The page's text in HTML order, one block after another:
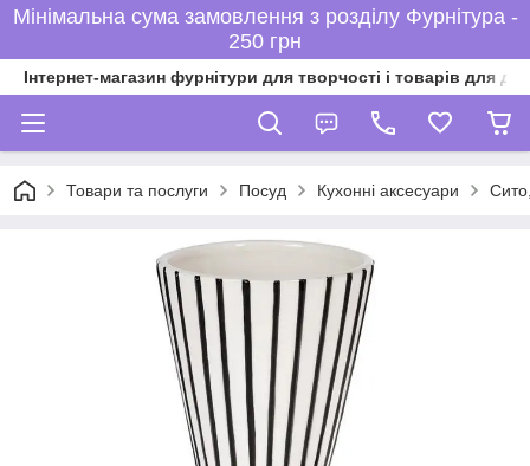
Мінімальна сума замовлення з розділу Фурнітура -
250 грн
Інтернет-магазин фурнітури для творчості і товарів для
Товари та послуги Посуд Кухонні аксесуари